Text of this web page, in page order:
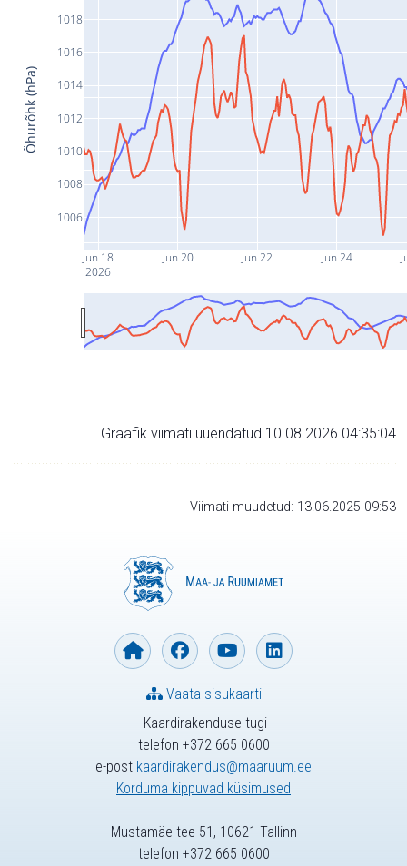
Jun 18
2026
Jun 20 Jun 22 Jun 24
1006
1008
1010
1012
1014
1016
1018
Õhurõhk (hPa)
Graafik viimati uuendatud 10.08.2026 04:35:04
Viimati muudetud: 13.06.2025 09:53
Kaardirakenduse tugi
telefon +372 665 0600
e-post kaardirakendus@maaruum.ee
Korduma kippuvad küsimused
Vaata sisukaarti
Mustamäe tee 51, 10621 Tallinn
telefon +372 665 0600